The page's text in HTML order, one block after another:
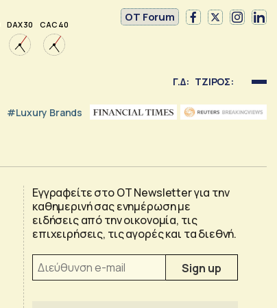
DAX 30 CAC 40
OT Forum
Γ.Δ: ΤΖΙΡΟΣ:
#luxury Brands
Εγγραφείτε στο OT Newsletter για την
καθημερινή σας ενημέρωση με
ειδήσεις από την οικονομία, τις
επιχειρήσεις, τις αγορές και τα διεθνή.